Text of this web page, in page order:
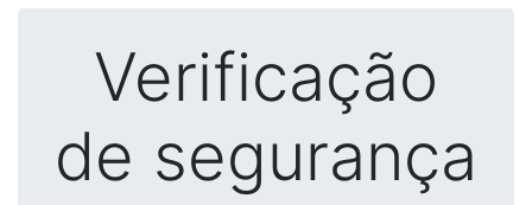
Verificação
de segurança